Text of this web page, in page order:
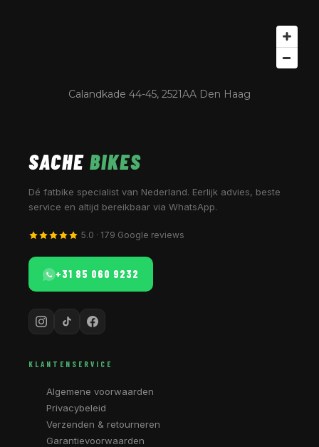
Calandkade 44-45, 2521AA Den Haag
SACHE BIKES
Dé fatbike specialist van Nederland. Eerlijk advies, beste
service en altijd bereikbaar via WhatsApp.
5.0 · 179 Google reviews
+31 85 060 9232
KLANTENSERVICE
Algemene voorwaarden
Privacybeleid
Verzenden & retourneren
Garantievoorwaarden